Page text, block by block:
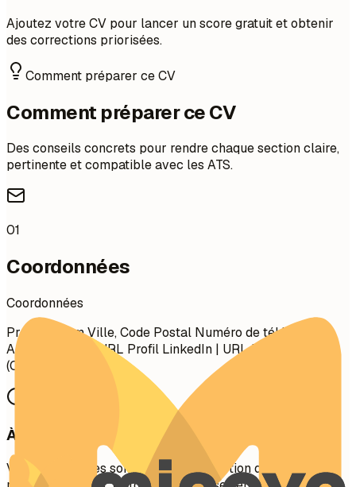
Ajoutez votre CV pour lancer un score gratuit et obtenir
des corrections priorisées.
Comment préparer ce CV
Comment préparer ce CV
Des conseils concrets pour rendre chaque section claire,
pertinente et compatible avec les ATS.
01
Coordonnées
Coordonnées
Prénom Nom Ville, Code Postal Numéro de téléphone |
Adresse e-mail URL Profil LinkedIn | URL Portfolio
(Optionnel)
À privilégier
Vos coordonnées sont la première section que les